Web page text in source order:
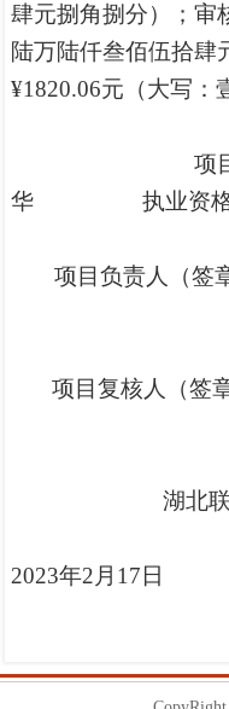
肆元捌角捌分）；审
陆万陆仟叁佰伍拾肆
¥1820.06元（大写：
项
华 执业资格
项目负责人（签
项目复核人（签
湖北
2023年2 月 17 日